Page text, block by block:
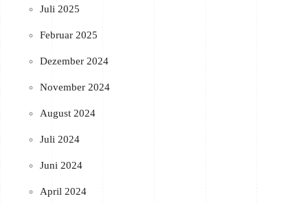
Juli 2025
Februar 2025
Dezember 2024
November 2024
August 2024
Juli 2024
Juni 2024
April 2024